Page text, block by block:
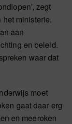
zegt
ministerie.
aan
en beleid.
waar dat
moet
gaat daar erg
en meeroken